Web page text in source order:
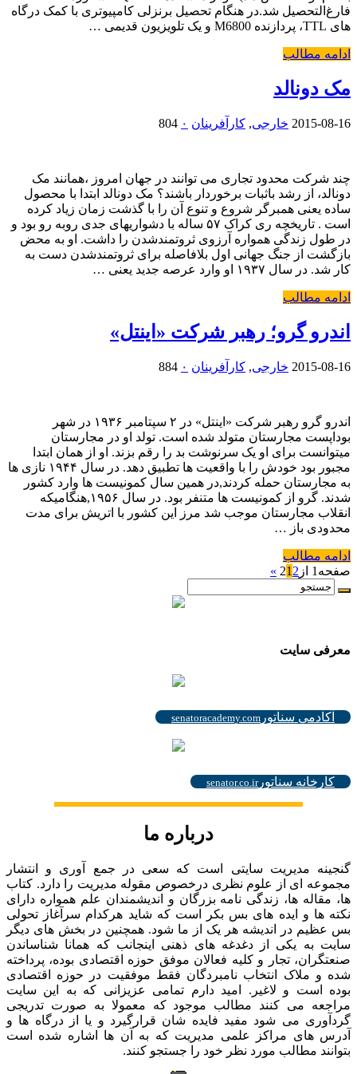
فارغ‌التحصیل شد.در هنگام تحصیل برنزلی کامپیوتری با کمک درگاه
های TTL، پردازنده M6800 و یک تلویزیون قدیمی …
ادامه مطالب
مک دونالد
2015-08-16 خارجی, کارآفرینان ۰ 804
چند شرکت محدود تجاری می توانند در جهان امروز ،همانند مک
دونالد، از رشد باثبات برخوردار باشند؟ مک دونالد ابتدا با محصول
ساده یعنی همبرگر شروع و تنوع آن را با گذشت زمان زیاد کرده
است . تاریخچه ری کراک ۵۷ ساله با دشواریهای جدی روبه رو بود و
در طول زندگی همواره آرزوی ثروتمندشدن را داشت. او به محض
بازگشت از جنگ جهانی اول بلافاصله برای ثروتمندشدن دست به
کار شد. در سال ۱۹۳۷ او وارد عرصه جدید یعنی …
ادامه مطالب
اندرو گرو؛ رهبر شرکت «اینتل»
2015-08-16 خارجی, کارآفرینان ۰ 884
اندرو گرو رهبر شرکت «اینتل» در ۲ سپتامبر ۱۹۳۶ در شهر
بوداپست مجارستان متولد شده است. تولد او در مجارستان
میتوانست برای او یک سرنوشت بد را رقم بزند. او از همان ابتدا
مجبور بود خودش را با واقعیت ها تطبیق دهد. در سال ۱۹۴۴ نازی ها
به مجارستان حمله کردند,در همین سال کمونیست ها وارد کشور
شدند. گرو از کمونیست ها متنفر بود. در سال ۱۹۵۶,هنگامیکه
انقلاب مجارستان موجب شد مرز این کشور با اتریش برای مدت
محدودی باز …
ادامه مطالب
صفحه1 از2
1 2
»
معرفی سایت
آکادمی سناتور senatoracademy.com
کارخانه سناتورsenator.co.ir
درباره ما
گنجینه مدیریت سایتی است که سعی در جمع آوری و انتشار
مجموعه ای از علوم نظری درخصوص مقوله مدیریت را دارد. کتاب
ها، مقاله ها، زندگی نامه بزرگان و اندیشمندان علم همواره دارای
نکته ها و ایده های بس بکر است که شاید هرکدام سرآغاز تحولی
بس عظیم در اندیشه هر یک از ما شود. همچنین در بخش های دیگر
سایت به یکی از دغدغه های ذهنی اینجانب که همانا شناساندن
صنعتگران، تجار و کلیه فعالان موفق حوزه اقتصادی بوده، پرداخته
شده و ملاک انتخاب نامبردگان فقط موفقیت در حوزه اقتصادی
بوده است و لاغیر. امید دارم تمامی عزیزانی که به این سایت
مراجعه می کنند مطالب موجود که معمولا به صورت تدریجی
گردآوری می شود مفید فایده شان قرارگیرد و یا از درگاه ها و
آدرس های مراکز علمی مدیریت که به آن ها اشاره شده است
بتوانند مطالب مورد نظر خود را جستجو کنند.